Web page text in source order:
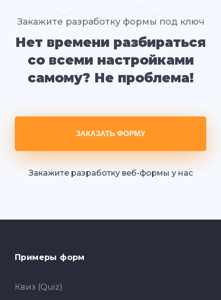
Закажите разработку формы под ключ
Нет времени разбираться
со всеми настройками
самому? Не проблема!
ЗАКАЗАТЬ ФОРМУ
Закажите разработку веб-формы у нас
Примеры форм
Квиз (Quiz)